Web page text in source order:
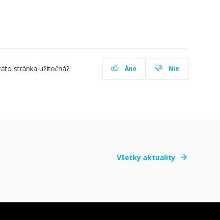
stránka užitočná? Áno Nie
Všetky aktuality